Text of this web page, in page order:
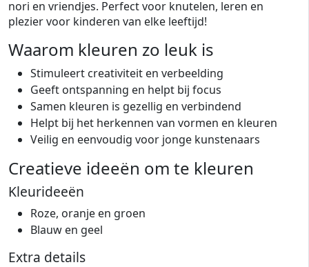
nori en vriendjes. Perfect voor knutelen, leren en
plezier voor kinderen van elke leeftijd!
Waarom kleuren zo leuk is
Stimuleert creativiteit en verbeelding
Geeft ontspanning en helpt bij focus
Samen kleuren is gezellig en verbindend
Helpt bij het herkennen van vormen en kleuren
Veilig en eenvoudig voor jonge kunstenaars
Creatieve ideeën om te kleuren
Kleurideeën
Roze, oranje en groen
Blauw en geel
Extra details